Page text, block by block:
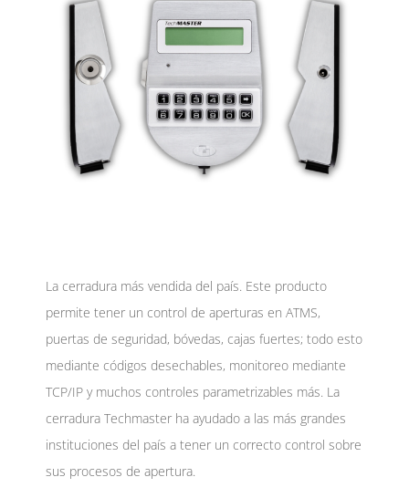
La cerradura más vendida del país. Este producto
permite tener un control de aperturas en ATMS,
puertas de seguridad, bóvedas, cajas fuertes; todo esto
mediante códigos desechables, monitoreo mediante
TCP/IP y muchos controles parametrizables más. La
cerradura Techmaster ha ayudado a las más grandes
instituciones del país a tener un correcto control sobre
sus procesos de apertura.